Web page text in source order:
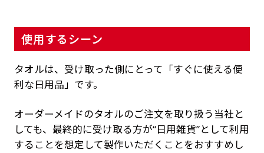
使用するシーン
タオルは、受け取った側にとって「すぐに使える便
利な日用品」です。
オーダーメイドのタオルのご注文を取り扱う当社と
しても、最終的に受け取る方が“日用雑貨”として利用
することを想定して製作いただくことをおすすめし